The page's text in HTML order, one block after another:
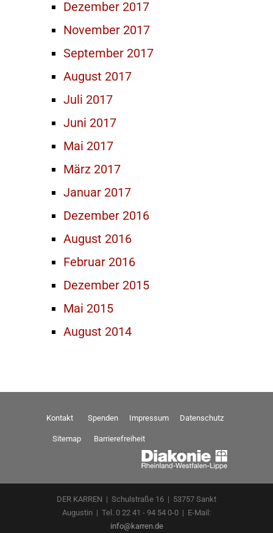
Dezember 2017
November 2017
September 2017
August 2017
Juli 2017
Juni 2017
Mai 2017
März 2017
Januar 2017
Dezember 2016
August 2016
Februar 2016
Dezember 2015
Mai 2015
August 2014
Kontakt Spenden Impressum Datenschutz
Sitemap Barrierefreiheit
DER KARREN | Schulstraße 16 | 53757 Sankt
Augustin | Tel. 0 22 41 - 94 54 0-0 | E-Mail:
info@karren.de